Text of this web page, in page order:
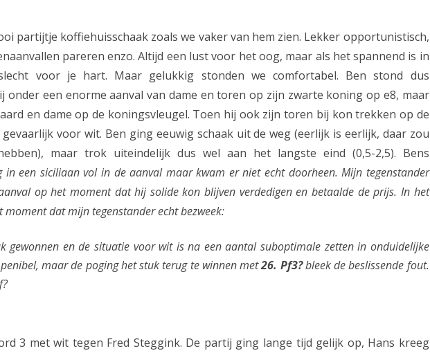
A
s
s
e
2
o
p
i
d
l
partijtje koffiehuisschaak zoals we vaker van hem zien. Lekker opportunistisch,
pareren enzo. Altijd een lust voor het oog, maar als het spannend is in
voor je hart. Maar gelukkig stonden we comfortabel. Ben stond dus
onder een enorme aanval van dame en toren op zijn zwarte koning op e8, maar
en dame op de koningsvleugel. Toen hij ook zijn toren bij kon trekken op de
voor wit. Ben ging eeuwig schaak uit de weg (eerlijk is eerlijk, daar zou
maar trok uiteindelijk dus wel aan het langste eind (0,5-2,5). Bens
in een siciliaan vol in de aanval maar kwam er niet echt doorheen. Mijn tegenstander
op het moment dat hij solide kon blijven verdedigen en betaalde de prijs. In het
moment dat mijn tegenstander echt bezweek:
gewonnen en de situatie voor wit is na een aantal suboptimale zetten in onduidelijke
maar de poging het stuk terug te winnen met26. Pf3?bleek de beslissende fout.
3 met wit tegen Fred Steggink. De partij ging lange tijd gelijk op, Hans kreeg